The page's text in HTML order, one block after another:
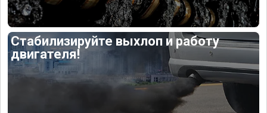
Стабилизируйте выхлоп и работу
двигателя!